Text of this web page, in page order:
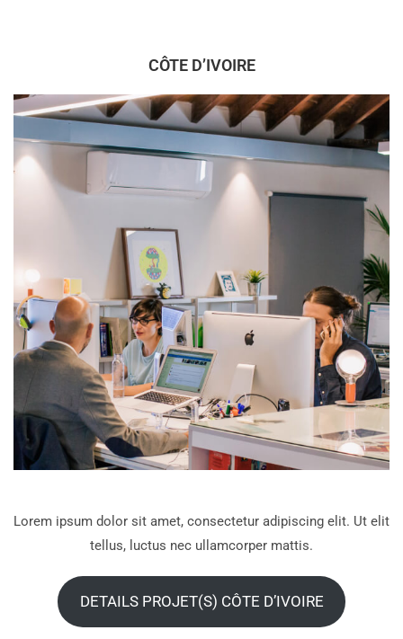
CÔTE D’IVOIRE
Lorem ipsum dolor sit amet, consectetur adipiscing elit. Ut elit
tellus, luctus nec ullamcorper mattis.
DETAILS PROJET(S) CÔTE D’IVOIRE